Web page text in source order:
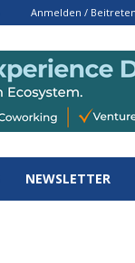
Anmelden / Beitreten
NEWSLETTER